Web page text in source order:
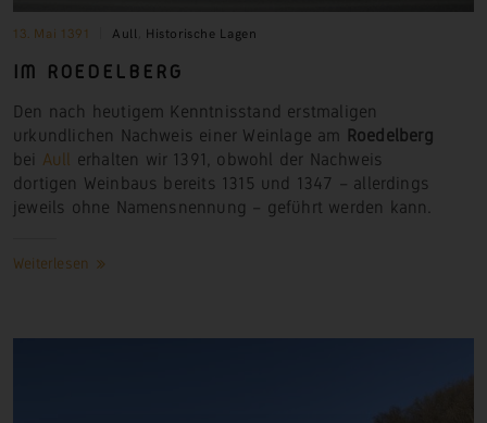
13. Mai 1391 Aull Historische Lagen
IM ROEDELBERG
Den nach heutigem Kenntnisstand erstmaligen
urkundlichen Nachweis einer Weinlage am Roedelberg
bei Aull erhalten wir 1391, obwohl der Nachweis
dortigen Weinbaus bereits 1315 und 1347 – allerdings
jeweils ohne Namensnennung – geführt werden kann.
Weiterlesen